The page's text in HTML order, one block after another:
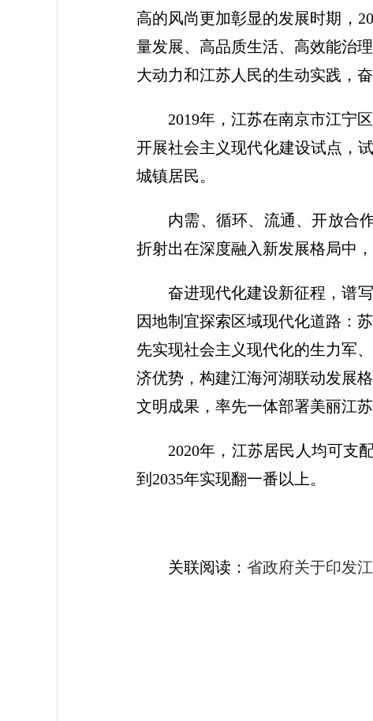
高的风尚更加彰显的发展时期，
量发展、高品质生活、高效能治
大动力和江苏人民的生动实践，
2019年，江苏在南京市江宁
开展社会主义现代化建设试点，
城镇居民。
内需、循环、流通、开放合
折射出在深度融入新发展格局中
奋进现代化建设新征程，谱
因地制宜探索区域现代化道路：
先实现社会主义现代化的生力军
济优势，构建江海河湖联动发展
文明成果，率先一体部署美丽江
2020年，江苏居民人均可支
到2035年实现翻一番以上。
关联阅读： 省政府关于印发